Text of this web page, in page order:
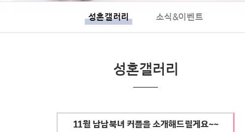
성혼갤러리 소식&이벤트
성혼갤러리
11월 남남북녀 커플을 소개해드릴게요~~